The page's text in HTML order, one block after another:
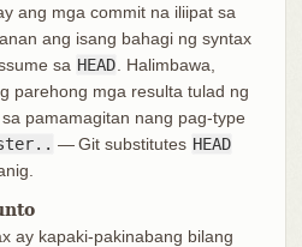
ang mga commit na iliipat sa
ang isang bahagi ng syntax
sa HEAD . Halimbawa,
parehong mga resulta tulad ng
pamamagitan nang pag-type
— Git substitutes HEAD
ay kapaki-pakinabang bilang